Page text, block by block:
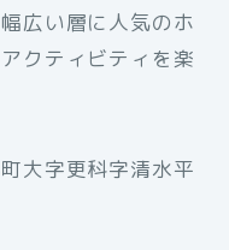
広い層に人気のホ
クティビティを楽
大字更科字清水平